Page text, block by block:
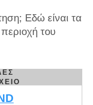
Εδώ είναι τα
του